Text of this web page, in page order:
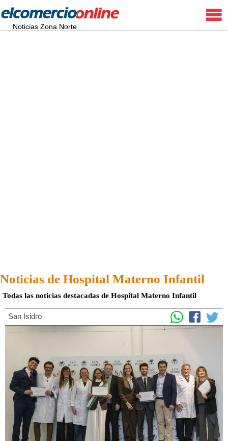
Noticias Zona Norte
Noticias de Hospital Materno Infantil
Todas las noticias destacadas de Hospital Materno Infantil
San Isidro